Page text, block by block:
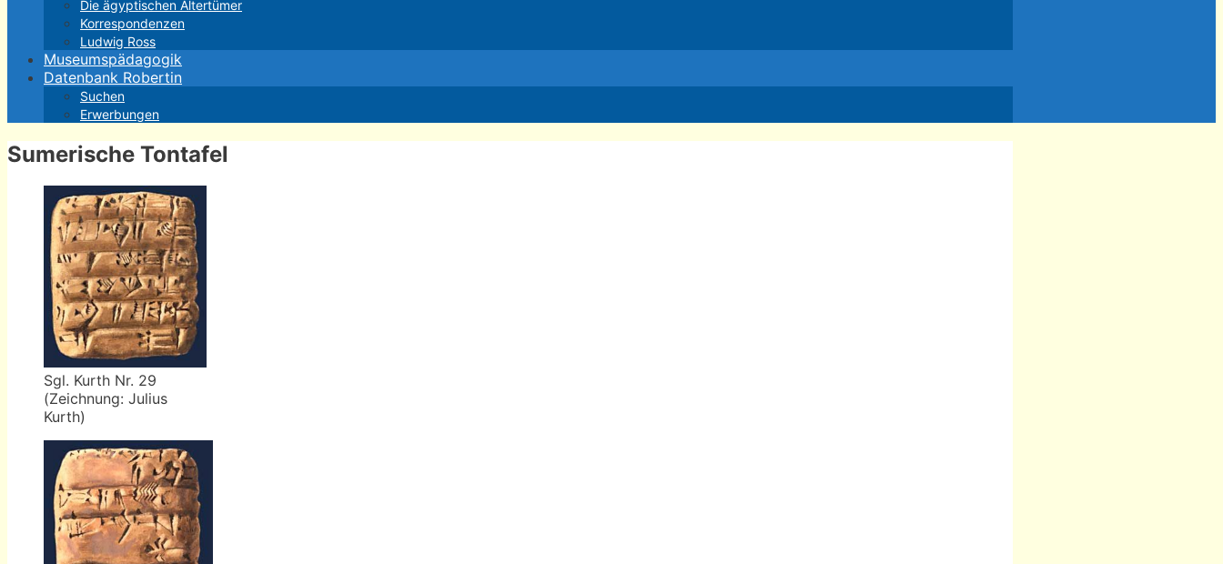
Die ägyptischen Altertümer
Korrespondenzen
Ludwig Ross
Museumspädagogik
Datenbank Robertin
Suchen
Erwerbungen
Sumerische Tontafel
Sgl. Kurth Nr. 29
(Zeichnung: Julius
Kurth)